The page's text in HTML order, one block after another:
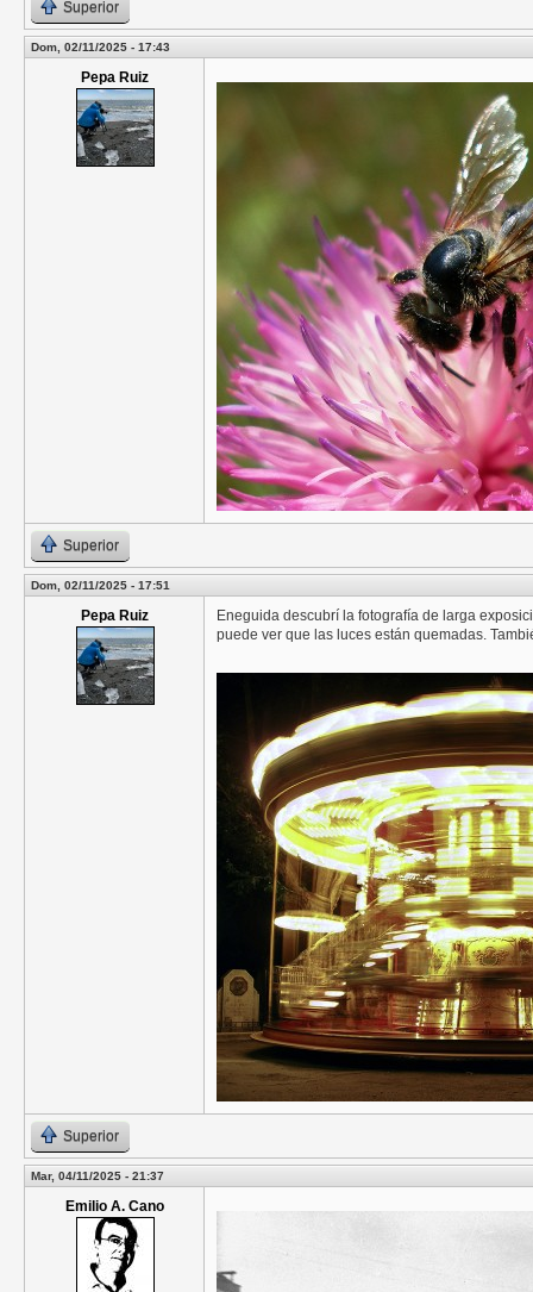
Superior
Dom, 02/11/2025 - 17:43
Pepa Ruiz
Superior
Dom, 02/11/2025 - 17:51
Pepa Ruiz
Eneguida descubrí la fotografía de larga
puede ver que las luces están quemadas.
Superior
Mar, 04/11/2025 - 21:37
Emilio A. Cano